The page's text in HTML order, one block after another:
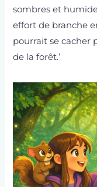
sombres et
effort de branche
pourrait se cacher
de la forêt.’